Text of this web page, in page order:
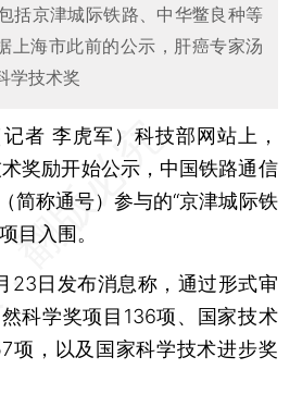
括京津城际铁路、中华鳖良种等
上海市此前的公示，肝癌专家汤
学技术奖
者 李虎军） 科技部网站上，
奖励开始公示，中国铁路通信
简称通号）参与的“京津城际铁
目入围。
日发布消息称，通过形式审
科学奖项目136项、国家技术
项，以及国家科学技术进步奖